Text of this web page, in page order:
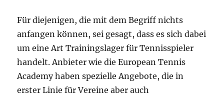
Für diejenigen, die mit dem Begriff nichts
anfangen können, sei gesagt, dass es sich dabei
um eine Art Trainingslager für Tennisspieler
handelt. Anbieter wie die European Tennis
Academy haben spezielle Angebote, die in
erster Linie für Vereine aber auch